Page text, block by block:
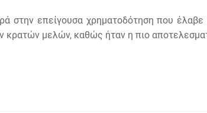
στην επείγουσα χρηματοδότηση που
κρατών μελών, καθώς ήταν η πιο